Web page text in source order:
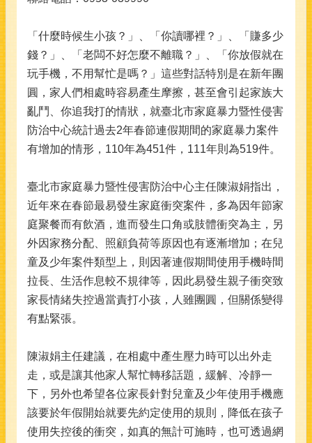
「什麼時候生小孩？」、「你讀哪裡？」、「賺多少
錢？」、「老闆不好怎麼不離職？」、「你放假就在
玩手機，不用幫忙是嗎？」這些對話特別是在新年團
圓，家人們相處時容易產生摩擦，甚至會引起家族大
亂鬥、你追我打的情狀，就臺北市家庭暴力暨性侵害
防治中心統計過去2年春節連假期間的家庭暴力案件
有增加的情形，110年為451件，111年則為519件。
臺北市家庭暴力暨性侵害防治中心主任陳淑娟指出，
近年來在春節最易發生家庭衝突案件，多為因年節家
庭聚餐而有飲酒，進而發生口角或肢體衝突為主，另
外因家務分配、照顧負荷等原因也有逐漸增加；在兒
童及少年案件類型上，則因著連假期間使用手機時間
拉長、生活作息較不規律等，因此易發生親子衝突致
家長情緒失控過當責打小孩，人雖團圓，但關係變得
有點緊張。
陳淑娟主任建議，在相處中產生壓力時可以出外走
走，或是讓其他家人幫忙轉移話題，緩解、冷靜一
下，另外也希望各位家長針對兒童及少年使用手機應
該要於年假開始就要先約定使用的規則，降低在孩子
使用失控後的衝突，如真的無計可施時，也可透過網